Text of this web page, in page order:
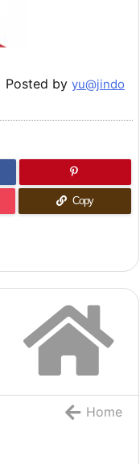
Posted by yu@jindo
Copy
Home